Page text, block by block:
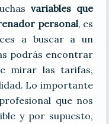
variables que
personal, es
a buscar a un
podrás encontrar
mirar las tarifas,
Lo importante
que nos
y por supuesto,